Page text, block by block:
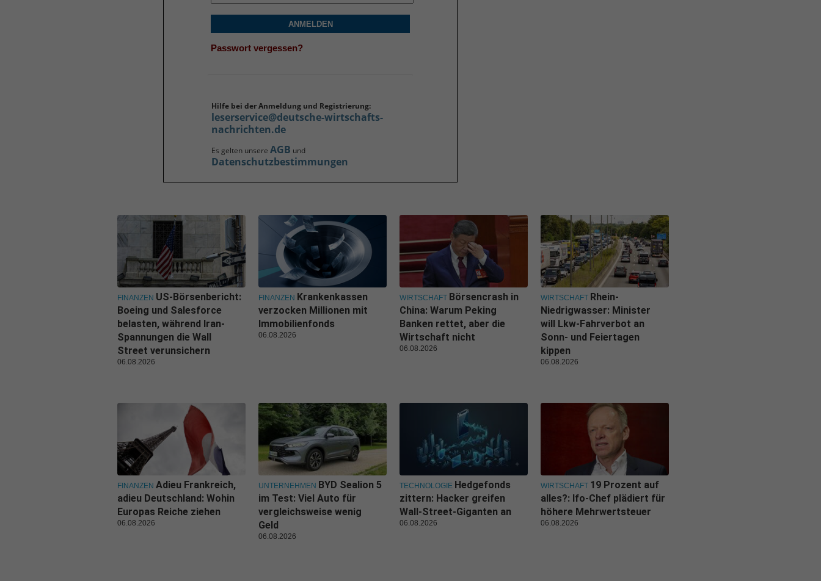
ANMELDEN
Passwort vergessen?
Hilfe bei der Anmeldung und Registrierung:
leserservice@deutsche-wirtschafts-
nachrichten.de
Es gelten unsere AGB und
Datenschutzbestimmungen
FINANZEN US-Börsenbericht:
Boeing und Salesforce
belasten, während Iran-
Spannungen die Wall
Street verunsichern
06.08.2026
FINANZEN Krankenkassen
verzocken Millionen mit
Immobilienfonds
06.08.2026
WIRTSCHAFT Börsencrash in
China: Warum Peking
Banken rettet, aber die
Wirtschaft nicht
06.08.2026
WIRTSCHAFT Rhein-
Niedrigwasser: Minister
will Lkw-Fahrverbot an
Sonn- und Feiertagen
kippen
06.08.2026
FINANZEN Adieu Frankreich,
adieu Deutschland: Wohin
Europas Reiche ziehen
06.08.2026
UNTERNEHMEN BYD Sealion 5
im Test: Viel Auto für
vergleichsweise wenig
Geld
06.08.2026
TECHNOLOGIE Hedgefonds
zittern: Hacker greifen
Wall-Street-Giganten an
06.08.2026
WIRTSCHAFT 19 Prozent auf
alles?: Ifo-Chef plädiert für
höhere Mehrwertsteuer
06.08.2026